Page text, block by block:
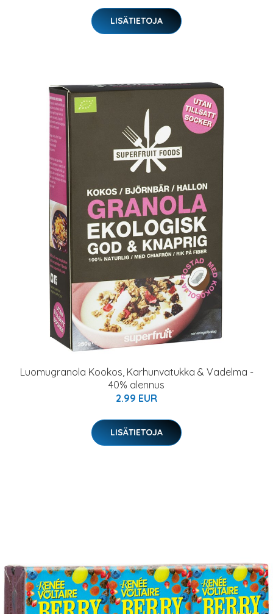
LISÄTIETOJA
Luomugranola Kookos, Karhunvatukka & Vadelma -
40% alennus
2.99 EUR
LISÄTIETOJA